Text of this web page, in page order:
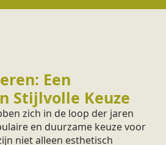
Een
Stijlvolle Keuze
zich in de loop der jaren
en duurzame keuze voor
niet alleen esthetisch